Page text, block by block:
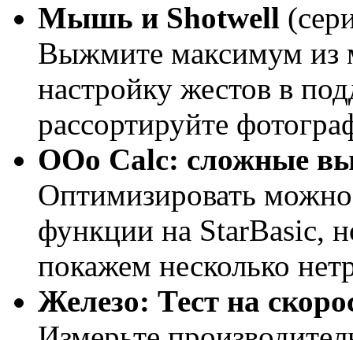
Мышь и Shotwell
Выжмите максимум
настройку жестов в
рассортируйте
OOo Calc: сложные
Оптимизировать можно
функции на StarBasic,
покажем несколько
Железо: Тест на